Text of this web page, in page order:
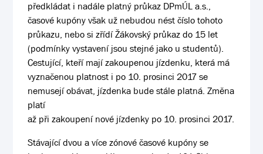
předkládat i nadále platný průkaz DPmÚL a.s.,
časové kupóny však už nebudou nést číslo tohoto
průkazu, nebo si zřídí Žákovský průkaz do 15 let
(podmínky vystavení jsou stejné jako u studentů).
Cestující, kteří mají zakoupenou jízdenku, která má
vyznačenou platnost i po 10. prosinci 2017 se
nemusejí obávat, jízdenka bude stále platná. Změna
platí
až při zakoupení nové jízdenky po 10. prosinci 2017.
Stávající dvou a více zónové časové kupóny se